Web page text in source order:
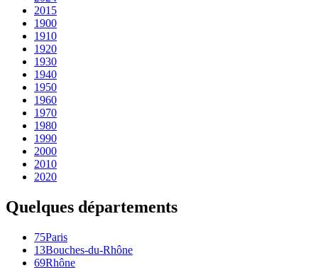
2015
1900
1910
1920
1930
1940
1950
1960
1970
1980
1990
2000
2010
2020
Quelques départements
75Paris
13Bouches-du-Rhône
69Rhône